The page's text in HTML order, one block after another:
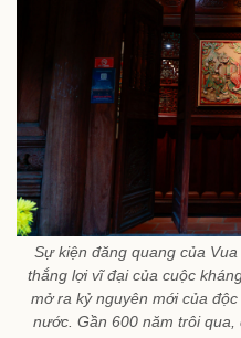
Sự kiện đăng quang của
thắng lợi vĩ đại của cuộc
mở ra kỷ nguyên mới của
nước. Gần 600 năm trôi